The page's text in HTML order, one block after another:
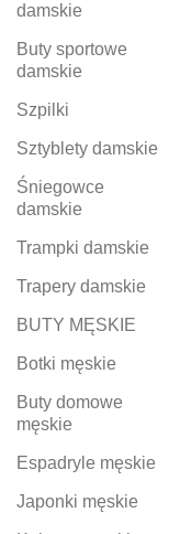
damskie
Buty sportowe
damskie
Szpilki
Sztyblety damskie
Śniegowce
damskie
Trampki damskie
Trapery damskie
BUTY MĘSKIE
Botki męskie
Buty domowe
męskie
Espadryle męskie
Japonki męskie